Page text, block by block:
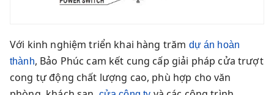
Với kinh nghiệm triển khai hàng trăm dự án hoàn
thành, Bảo Phúc cam kết cung cấp giải pháp cửa trượt
cong tự động chất lượng cao, phù hợp cho văn